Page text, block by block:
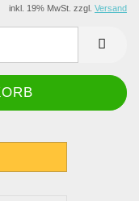
inkl. 19% MwSt. zzgl. Versand